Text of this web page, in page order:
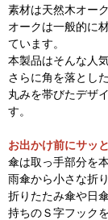
素材は天然木オー
オークは一般的に
ています。
本製品はそんな人
さらに角を落とし
丸みを帯びたデザ
す。
お出かけ前にサッ
傘は取っ手部分を
雨傘から小さな折
折りたたみ傘や日
持ちのＳ字フック